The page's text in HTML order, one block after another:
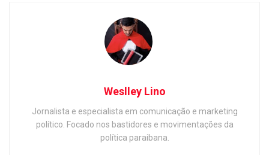
Weslley Lino
Jornalista e especialista em comunicação e marketing
político. Focado nos bastidores e movimentações da
política paraibana.